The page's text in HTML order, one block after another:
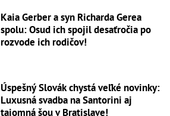
Kaia Gerber a syn Richarda Gerea
spolu: Osud ich spojil desaťročia po
rozvode ich rodičov!
Úspešný Slovák chystá veľké novinky:
Luxusná svadba na Santorini aj
tajomná šou v Bratislave!